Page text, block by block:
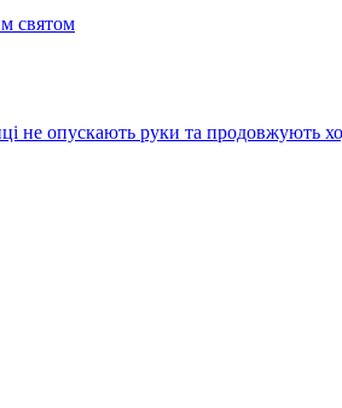
святом
не опускають руки та продовжують